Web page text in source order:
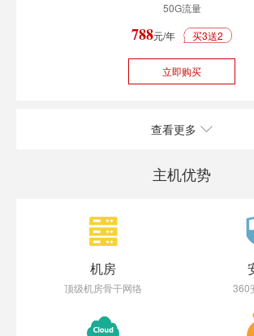
50G流量
788元/年 买3送2
立即购买
查看更多
主机优势
机房
顶级机房骨干网络 360